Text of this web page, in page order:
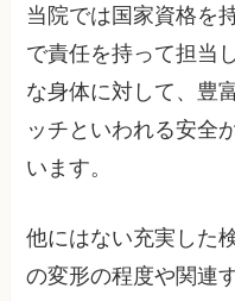
当院では国家資格を
で責任を持って担当
な身体に対して、豊
ッチといわれる安全
います。
他にはない充実した
の変形の程度や関連